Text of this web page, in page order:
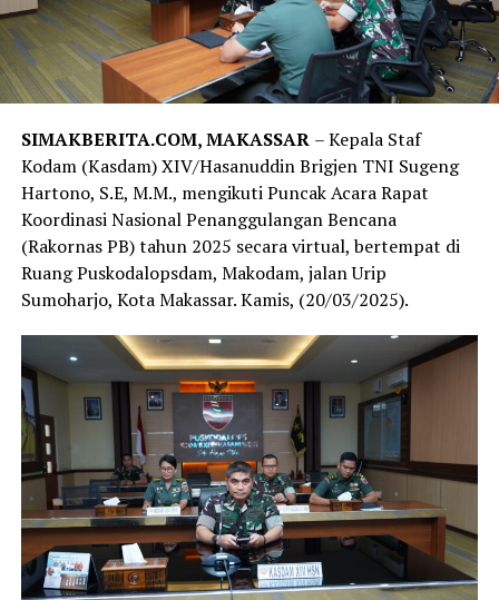
SIMAKBERITA.COM, MAKASSAR – Kepala Staf
Kodam (Kasdam) XIV/Hasanuddin Brigjen TNI Sugeng
Hartono, S.E, M.M., mengikuti Puncak Acara Rapat
Koordinasi Nasional Penanggulangan Bencana
(Rakornas PB) tahun 2025 secara virtual, bertempat di
Ruang Puskodalopsdam, Makodam, jalan Urip
Sumoharjo, Kota Makassar. Kamis, (20/03/2025).